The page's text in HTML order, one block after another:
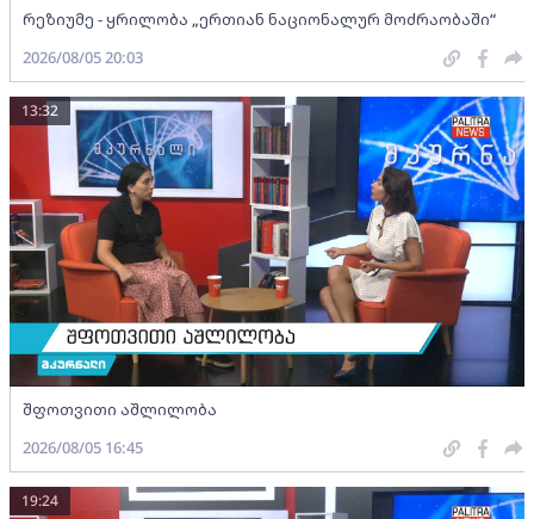
რეზიუმე - ყრილობა „ერთიან ნაციონალურ მოძრაობაში“
2026/08/05 20:03
შფოთვითი აშლილობა
13:32
2026/08/05 16:45
19:24